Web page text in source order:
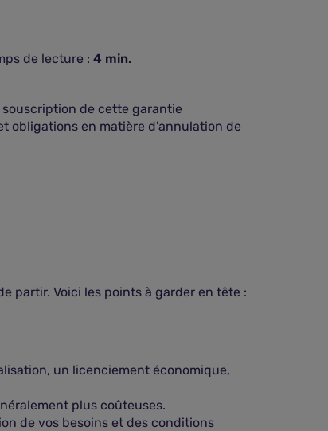
de lecture : 4 min.
de cette garantie
obligations en matière d'annulation de
partir. Voici les points à garder en tête :
un licenciement économique,
plus coûteuses.
de vos besoins et des conditions